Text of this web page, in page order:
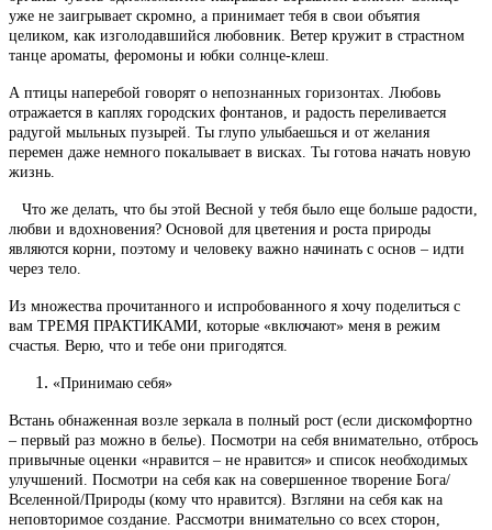
уже не заигрывает скромно, а принимает тебя в свои объятия
целиком, как изголодавшийся любовник. Ветер кружит в страстном
танце ароматы, феромоны и юбки солнце-клеш.
А птицы наперебой говорят о непознанных горизонтах. Любовь
отражается в каплях городских фонтанов, и радость переливается
радугой мыльных пузырей. Ты глупо улыбаешься и от желания
перемен даже немного покалывает в висках. Ты готова начать новую
жизнь.
Что же делать, что бы этой Весной у тебя было еще больше радости,
любви и вдохновения? Основой для цветения и роста природы
являются корни, поэтому и человеку важно начинать с основ – идти
через тело.
Из множества прочитанного и испробованного я хочу поделиться с
вам ТРЕМЯ ПРАКТИКАМИ, которые «включают» меня в режим
счастья. Верю, что и тебе они пригодятся.
«Принимаю себя»
Встань обнаженная возле зеркала в полный рост (если дискомфортно
– первый раз можно в белье). Посмотри на себя внимательно, отбрось
привычные оценки «нравится – не нравится» и список необходимых
улучшений. Посмотри на себя как на совершенное творение Бога/
Вселенной/Природы (кому что нравится). Взгляни на себя как на
неповторимое создание. Рассмотри внимательно со всех сторон,